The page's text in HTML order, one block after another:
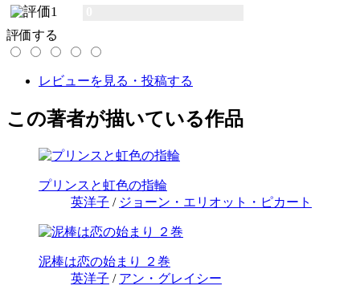
評価する
レビューを見る・投稿する
この著者が描いている作品
プリンスと虹色の指輪
英洋子 / ジョーン・エリオット・ピカート
泥棒は恋の始まり ２巻
英洋子 / アン・グレイシー